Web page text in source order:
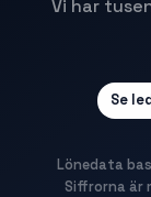
Vi har
Se
Lönedata
Siffrorna är